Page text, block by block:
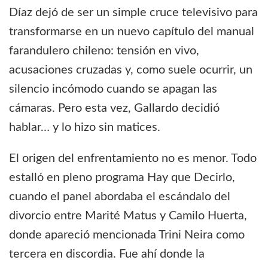
Díaz dejó de ser un simple cruce televisivo para
transformarse en un nuevo capítulo del manual
farandulero chileno: tensión en vivo,
acusaciones cruzadas y, como suele ocurrir, un
silencio incómodo cuando se apagan las
cámaras. Pero esta vez, Gallardo decidió
hablar… y lo hizo sin matices.
El origen del enfrentamiento no es menor. Todo
estalló en pleno programa Hay que Decirlo,
cuando el panel abordaba el escándalo del
divorcio entre Marité Matus y Camilo Huerta,
donde apareció mencionada Trini Neira como
tercera en discordia. Fue ahí donde la